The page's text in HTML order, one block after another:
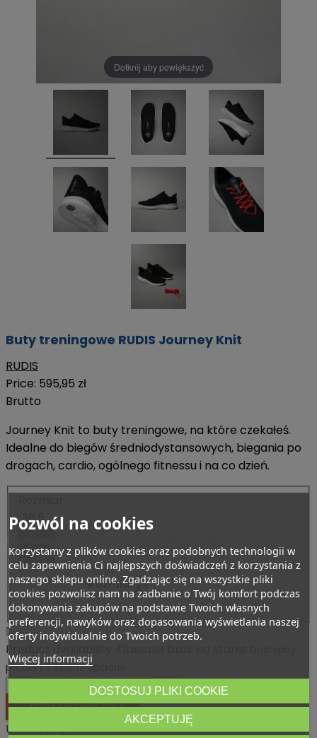
Dotknij aby powiększyć
Buty treningowe RUDIS Journey Knit
RUDIS
Price: 595,95 zł
Brutto
Journey Knit to buty treningowe, na które czekałeś.
Idealne do biegów średniodystansowych, biegania po
drogach, cardio, ogólnego fitnessu i na co dzień.
: 38,5
38,5
- 39
- 40
- 41
- 42
- 43
Rozmiar
- 45
Rozmiar
- 46
Rozmiar
- 47

Product availability:
produkt z innymi opcjami
 
 DODAJ DO KOSZYKA
Udostępnij
Pozwól na cookies
Korzystamy z plików cookies oraz podobnych technologii w
celu zapewnienia Ci najlepszych doświadczeń z korzystania z
naszego sklepu online. Zgadzając się na wszystkie pliki
cookies pozwolisz nam na zadbanie o Twój komfort podczas
dokonywania zakupów na podstawie Twoich własnych
preferencji, nawyków oraz dopasowania wyświetlania naszej
oferty indywidualnie do Twoich potrzeb.
Więcej informacji
DOSTOSUJ PLIKI COOKIE
AKCEPTUJĘ